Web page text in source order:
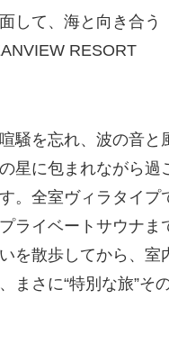
して、海と向き合う
RESORT
騒を忘れ、波の音と
星に包まれながら過
。全室ヴィラタイプ
ライベートサウナま
を散歩してから、室
まさに“特別な旅”そ